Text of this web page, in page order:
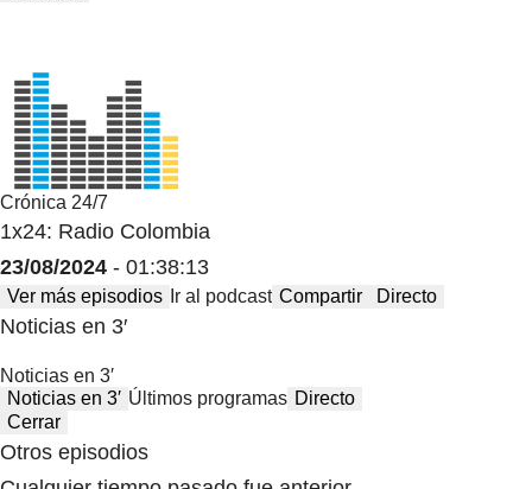
Crónica 24/7
1x24: Radio Colombia
23/08/2024 - 01:38:13
Ver más episodios Ir al podcast Compartir Directo
Noticias en 3′
Noticias en 3′
Noticias en 3′ Últimos programas Directo
Cerrar
Otros episodios